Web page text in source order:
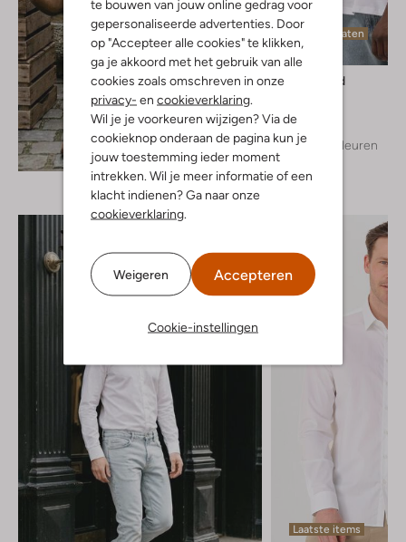
te bouwen van jouw online gedrag voor
gepersonaliseerde advertenties. Door
op "Accepteer alle cookies" te klikken,
ga je akkoord met het gebruik van alle
cookies zoals omschreven in onze
privacy- en cookieverklaring.
Wil je je voorkeuren wijzigen? Via de
cookieknop onderaan de pagina kun je
jouw toestemming ieder moment
intrekken. Wil je meer informatie of een
klacht indienen? Ga naar onze
cookieverklaring.
Weigeren Accepteren
Cookie-instellingen
Ontdek de look
Laatste maten
Woodbird
€ 39,99
+ meer kleuren
Laatste items